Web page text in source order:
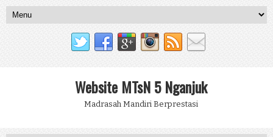
Website MTsN 5 Nganjuk
Madrasah Mandiri Berprestasi